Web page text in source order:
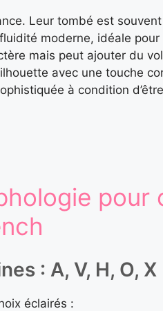
Leur tombé est
moderne, idéale
mais peut ajouter du
avec une touche
à condition
pour
: A, V, H, O, X
éclairés :